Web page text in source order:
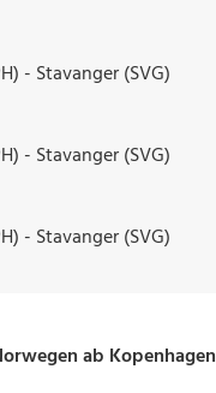
- Stavanger (SVG)
- Stavanger (SVG)
- Stavanger (SVG)
ab Kopenhagen